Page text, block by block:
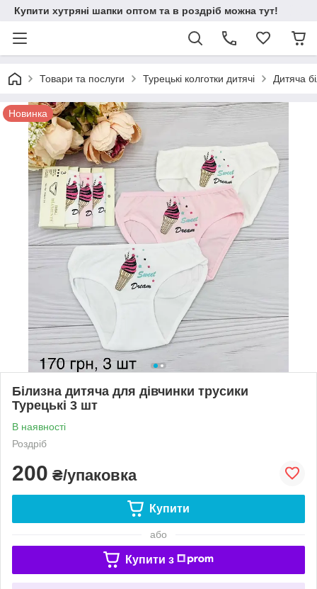
Купити хутряні шапки оптом та в роздріб можна тут!
Товари та послуги Турецькі колготки дитячі Дитяча
Новинка
Білизна дитяча для дівчинки трусики
Турецькі 3 шт
В наявності
Роздріб
200 ₴/упаковка
Купити
або
Купити з